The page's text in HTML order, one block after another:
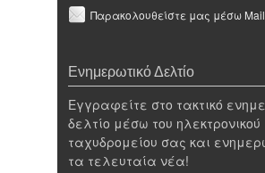
Παρακολουθείστε μας μέσω Mail
Ενημερωτικό Δελτίο
Εγγραφείτε στο τακτικό
δελτίο μέσω του ηλεκτρονικού
ταχυδρομείου σας και
τα τελευταία νέα!